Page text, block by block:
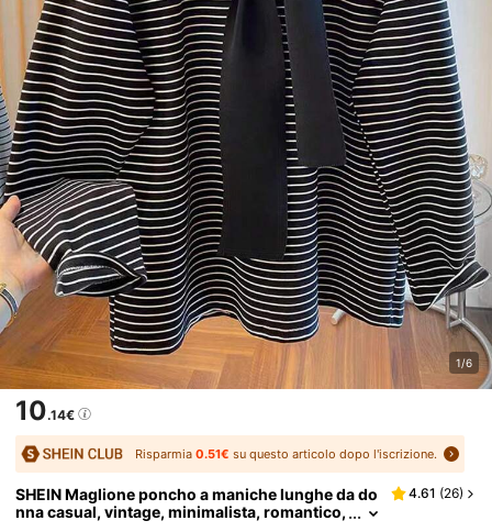
1/6
10.14€
Risparmia0.51€ su questo articolo dopo l'iscrizione.
SHEIN Maglione poncho a maniche lunghe da do
nna casual, vintage, minimalista, romantico,
4.61 (26)